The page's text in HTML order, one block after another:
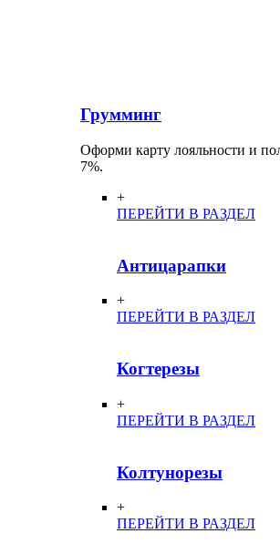
Грумминг
Оформи карту лояльности и
7%.
+
ПЕРЕЙТИ В РАЗДЕЛ
Антицарапки
+
ПЕРЕЙТИ В РАЗДЕЛ
Когтерезы
+
ПЕРЕЙТИ В РАЗДЕЛ
Колтунорезы
+
ПЕРЕЙТИ В РАЗДЕЛ